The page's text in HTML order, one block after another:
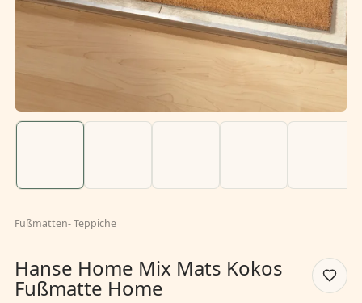
Fußmatten-Teppiche
Hanse Home Mix Mats Kokos
Fußmatte Home